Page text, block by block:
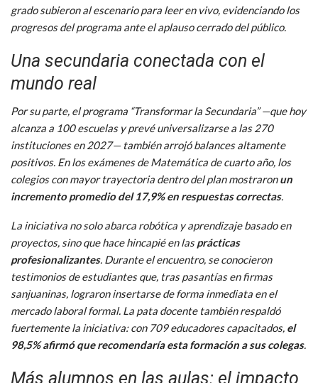
grado subieron al escenario para leer en vivo, evidenciando los
progresos del programa ante el aplauso cerrado del público.
Una secundaria conectada con el
mundo real
Por su parte, el programa “Transformar la Secundaria” —que hoy
alcanza a 100 escuelas y prevé universalizarse a las 270
instituciones en 2027— también arrojó balances altamente
positivos. En los exámenes de Matemática de cuarto año, los
colegios con mayor trayectoria dentro del plan mostraronun
incremento promedio del 17,9% en respuestas correctas.
La iniciativa no solo abarca robótica y aprendizaje basado en
proyectos, sino que hace hincapié en lasprácticas
profesionalizantes. Durante el encuentro, se conocieron
testimonios de estudiantes que, tras pasantías en firmas
sanjuaninas, lograron insertarse de forma inmediata en el
mercado laboral formal. La pata docente también respaldó
fuertemente la iniciativa: con 709 educadores capacitados, el
98,5% afirmó que recomendaría esta formación a sus colegas.
Más alumnos en las aulas: el impacto